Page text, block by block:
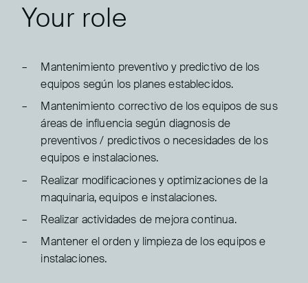
Your role
Mantenimiento preventivo y predictivo de los
equipos según los planes establecidos.
Mantenimiento correctivo de los equipos de sus
áreas de influencia según diagnosis de
preventivos / predictivos o necesidades de los
equipos e instalaciones.
Realizar modificaciones y optimizaciones de la
maquinaria, equipos e instalaciones.
Realizar actividades de mejora continua.
Mantener el orden y limpieza de los equipos e
instalaciones.